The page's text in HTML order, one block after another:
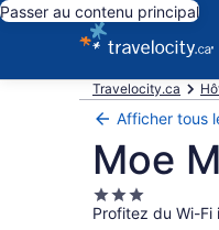
Passer au contenu principal
Travelocity.ca
Afficher tous
Moe
Hébergement
3.0 étoiles
Profitez du Wi-Fi